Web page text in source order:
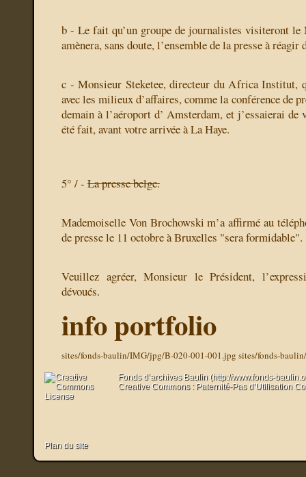
b - Le fait qu’un groupe de journalistes visiteront
amènera, sans doute, l’ensemble de la presse à réagir
c - Monsieur Steketee, directeur du Africa Institut,
avec les milieux d’affaires, comme la conférence de
demain à l’aéroport d’ Amsterdam, et j’essaierai
été fait, avant votre arrivée à La Haye.
5° / - La presse belge.
Mademoiselle Von Brochowski m’a affirmé au
de presse le 11 octobre à Bruxelles "sera formidable".
Veuillez agréer, Monsieur le Président,
dévoués.
info portfolio
sites/fonds-baulin/IMG/jpg/B-020-001-001.jpg sites/fonds-
Fonds d’archives Baulin (http://www.fonds-
Creative Commons : Paternité-Pas d’Utilisation
Plan du site